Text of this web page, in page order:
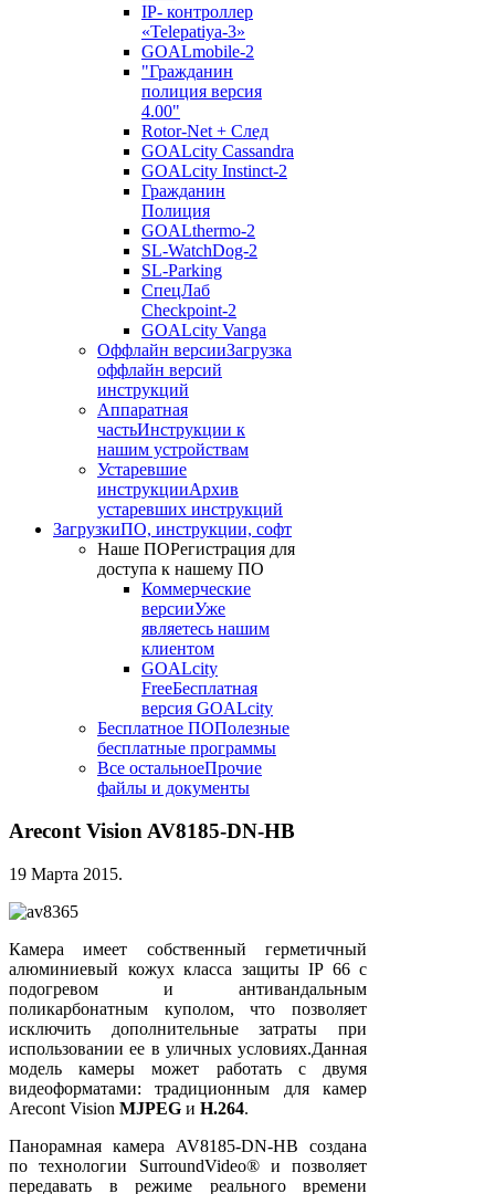
IP- контроллер
«Telepatiya-3»
GOALmobile-2
"Гражданин
полиция версия
4.00"
Rotor-Net + След
GOALcity Cassandra
GOALcity Instinct-2
Гражданин
Полиция
GOALthermo-2
SL-WatchDog-2
SL-Parking
СпецЛаб
Checkpoint-2
GOALcity Vanga
Оффлайн версииЗагрузка
оффлайн версий
инструкций
Аппаратная
частьИнструкции к
нашим устройствам
Устаревшие
инструкцииАрхив
устаревших инструкций
ЗагрузкиПО, инструкции, софт
Наше ПОРегистрация для
доступа к нашему ПО
Коммерческие
версииУже
являетесь нашим
клиентом
GOALcity
FreeБесплатная
версия GOALcity
Бесплатное ПОПолезные
бесплатные программы
Все остальноеПрочие
файлы и документы
Arecont Vision AV8185-DN-HB
19 Марта 2015.
Камера имеет собственный герметичный
алюминиевый кожух класса защиты IP 66 с
подогревом и антивандальным
поликарбонатным куполом, что позволяет
исключить дополнительные затраты при
использовании ее в уличных условиях.Данная
модель камеры может работать с двумя
видеоформатами: традиционным для камер
Arecont Vision MJPEG и H.264.
Панорамная камера AV8185-DN-HB создана
по технологии SurroundVideo® и позволяет
передавать в режиме реального времени